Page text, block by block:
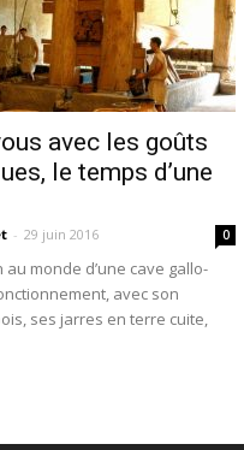
avec les goûts
le temps d’une
- 29 juin 2016 0
monde d’une cave gallo-
avec son
ses jarres en terre cuite,